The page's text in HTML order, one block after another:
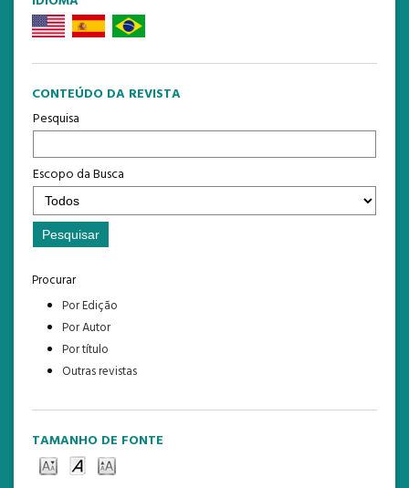
CONTEÚDO DA REVISTA
Pesquisa
Escopo da Busca
Procurar
Por Edição
Por Autor
Por título
Outras revistas
TAMANHO DE FONTE